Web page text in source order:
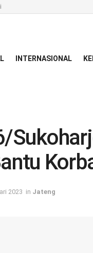
INTERNASIONAL
2023 in Jateng